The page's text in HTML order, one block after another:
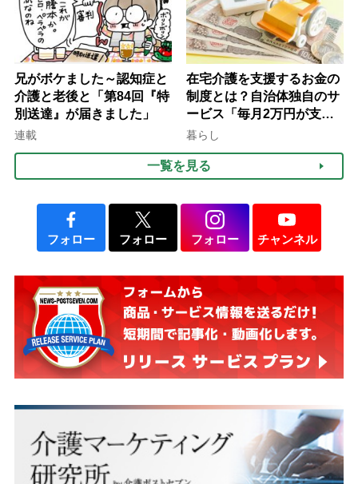
兄がボケました～認知症と
介護と老後と「第84回『特
別送達』が届きました」
連載
在宅介護を支援するお金の
制度とは？自治体独自のサ
ービス「毎月2万円が支給
される」ケースも【FP解
暮らし
一覧を見る
フォロー フォロー フォロー チャンネル